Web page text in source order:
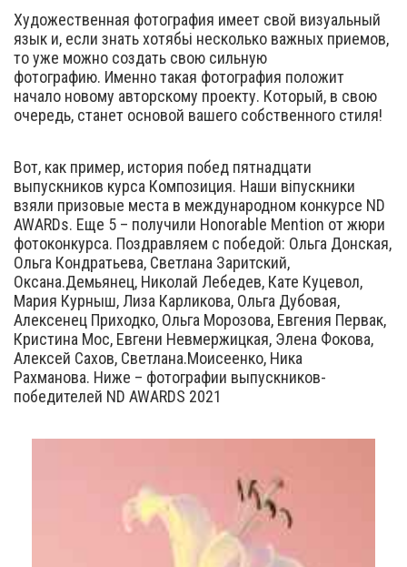
Художественная фотография имеет свой визуальный
язык и, если знать хотябьі несколько важных приемов,
то уже можно создать свою сильную
фотографию. Именно такая фотография положит
начало новому авторскому проекту. Который, в свою
очередь, станет основой вашего собственного стиля!
Вот, как пример, история побед пятнадцати
выпускников курса Композиция. Наши віпускники
взяли призовые места в международном конкурсе ND
AWARDs. Еще 5 – получили Honorable Mention от жюри
фотоконкурса. Поздравляем с победой: Ольга Донская,
Ольга Кондратьева, Светлана Заритский,
Оксана.Демьянец, Николай Лебедев, Кате Куцевол,
Мария Курныш, Лиза Карликова, Ольга Дубовая,
Алексенец Приходко, Ольга Морозова, Евгения Первак,
Кристина Мос, Евгени Невмержицкая, Элена Фокова,
Алексей Сахов, Светлана.Моисеенко, Ника
Рахманова. Ниже – фотографии выпускников-
победителей ND AWARDS 2021